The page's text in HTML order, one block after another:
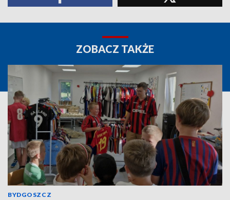
ZOBACZ TAKŻE
BYDGOSZCZ